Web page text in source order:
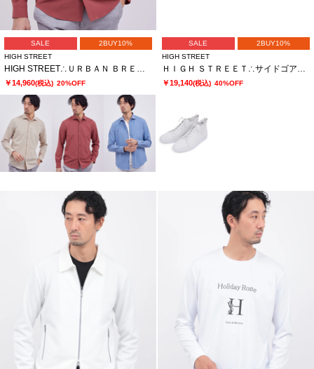
SALE
2BUY10%
HIGH STREET
HIGH STREET∴ＵＲＢＡＮ ＢＲＥＥＺＥカッタウェイシャツ
￥14,960(税込) 20%OFF
SALE
2BUY10%
HIGH STREET
ＨＩＧＨ ＳＴＲＥＥＴ∴サイドゴアハイカットカタオシドレススニーカー
￥19,140(税込) 40%OFF